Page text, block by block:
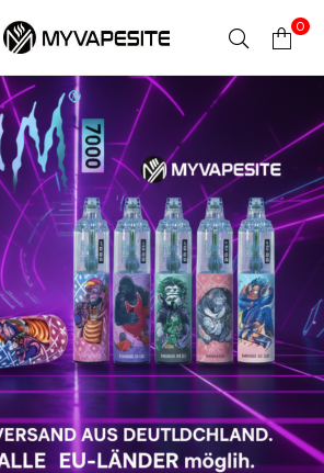
Myvapesite.de
0